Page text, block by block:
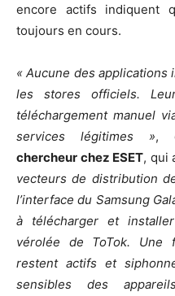
encore actifs indiquent
toujours en cours.
« Aucune des applications
les stores officiels.
téléchargement manuel
services légitimes »,
chercheur chez ESET, qui
vecteurs de distribution
l’interface du Samsung
à télécharger et
vérolée de ToTok. Une
restent actifs et
sensibles des